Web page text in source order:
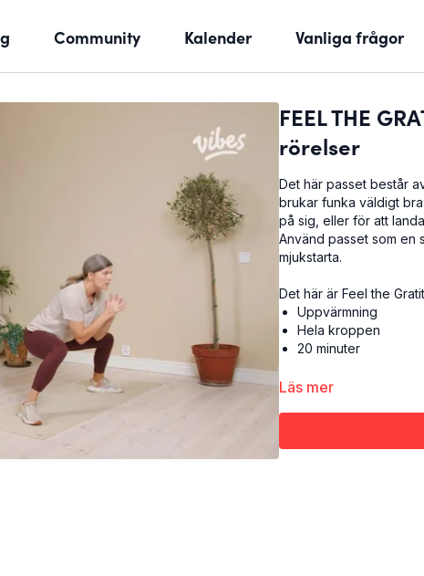
Community Kalender Vanliga frågor
FEEL THE
rörelser
Det här passet består
brukar funka väldigt
på sig, eller för att
Använd passet som en
mjukstarta.
Det här är Feel the
Uppvärmning
Hela kroppen
20 minuter
Vill du ha fler liknande
Läs mer